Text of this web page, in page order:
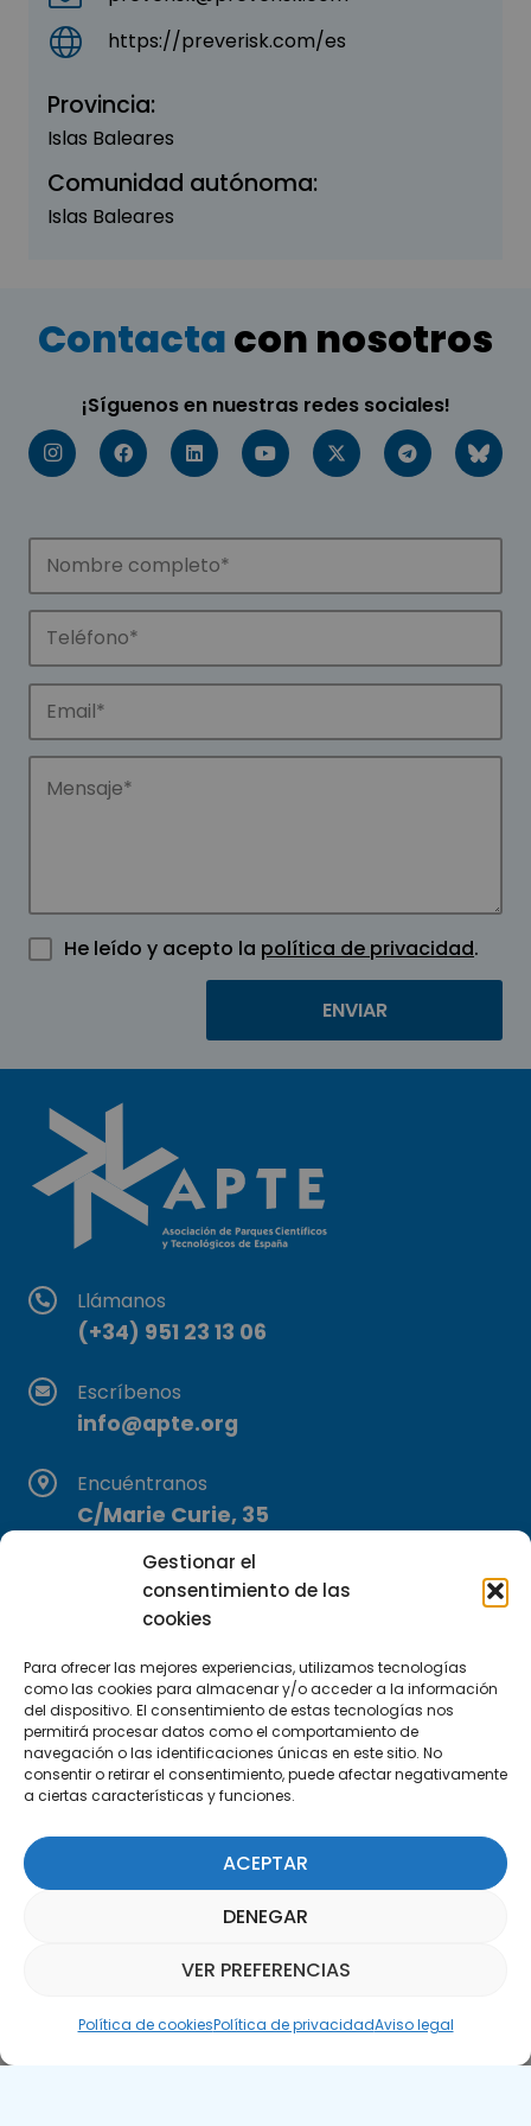
Gestionar el
consentimiento de las
cookies
Para ofrecer las mejores experiencias, utilizamos tecnologías
como las cookies para almacenar y/o acceder a la información
del dispositivo. El consentimiento de estas tecnologías nos
permitirá procesar datos como el comportamiento de
navegación o las identificaciones únicas en este sitio. No
consentir o retirar el consentimiento, puede afectar negativamente
a ciertas características y funciones.
ACEPTAR
DENEGAR
VER PREFERENCIAS
Política de cookiesPolítica de privacidadAviso legal
https://preverisk.com/es
Provincia:
Islas Baleares
Comunidad autónoma:
Islas Baleares
Contactacon nosotros
¡Síguenos en nuestras redes sociales!
He leído y acepto la política de privacidad.
Llámanos
(+34) 951 23 13 06
Escríbenos
info@apte.org
Encuéntranos
C/Marie Curie, 35
29590 Campanillas, Málaga
Suscríbete a nuestra Newsletter
SUSCRÍBETE AQUÍ